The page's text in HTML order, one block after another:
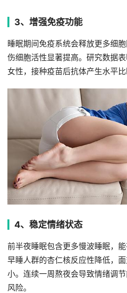
3、增强免疫功能
睡眠期间免疫系统会释放更多细
伤细胞活性显著提高。研究数据
女性，接种疫苗后抗体产生水平比
4、稳定情绪状态
前半夜睡眠包含更多慢波睡眠，能
早睡人群的杏仁核反应性降低，
小。连续一周熬夜会导致情绪调
风险。